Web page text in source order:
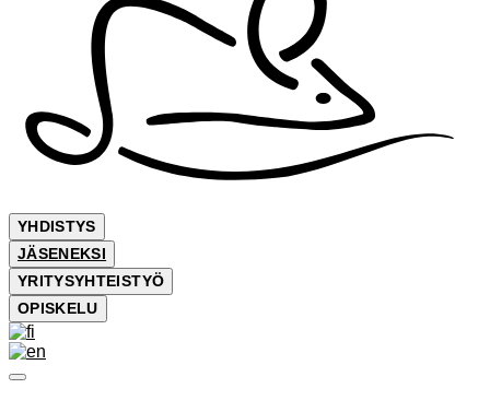
YHDISTYS
JÄSENEKSI
YRITYSYHTEISTYÖ
OPISKELU